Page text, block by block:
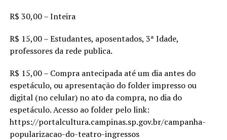
R$ 30,00 – Inteira
R$ 15,00 – Estudantes, aposentados, 3ª Idade,
professores da rede publica.
R$ 15,00 – Compra antecipada até um dia antes do
espetáculo, ou apresentação do folder impresso ou
digital (no celular) no ato da compra, no dia do
espetáculo. Acesso ao folder pelo link:
https://portalcultura.campinas.sp.gov.br/campanha-
popularizacao-do-teatro-ingressos